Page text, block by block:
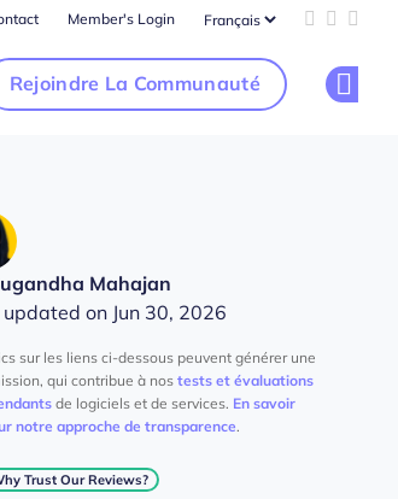
Member's Login Add us
Follow
Rejoindre La Communauté
Mahajan
on Jun 30, 2026
sur les liens ci-dessous peuvent générer une
qui contribue à nos tests et évaluations
de logiciels et de services. En savoir
notre approche de transparence.
Trust Our Reviews?